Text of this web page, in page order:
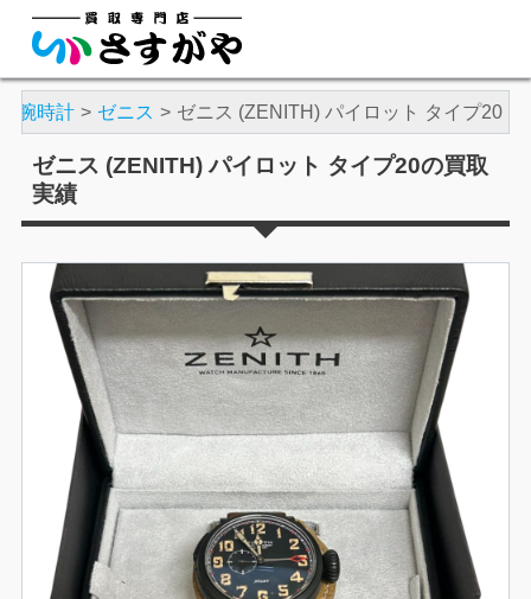
腕時計 ゼニス ゼニス (ZENITH) パイロット タイプ20
ゼニス (ZENITH) パイロット タイプ20の買取
実績